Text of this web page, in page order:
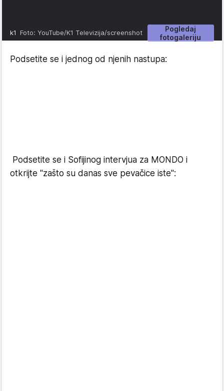
Pogledaj
fotogaleriju
k1 Foto: YouTube/K1 Televizija/screenshot
Podsetite se i jednog od njenih nastupa:
Podsetite se i Sofijinog intervjua za MONDO i
otkrijte "zašto su danas sve pevačice iste":